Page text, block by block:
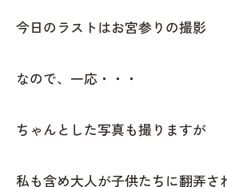
今日のラストはお宮参りの撮影
なので、一応・・・
ちゃんとした写真も撮りますが
私も含め大人が子供たちに翻弄さ